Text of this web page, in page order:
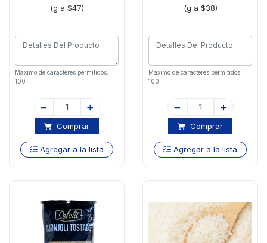
(g a $47)
Maximo de caracteres permitidos:
100
Comprar
Agregar a la lista
(g a $38)
Maximo de caracteres permitidos:
100
Comprar
Agregar a la lista